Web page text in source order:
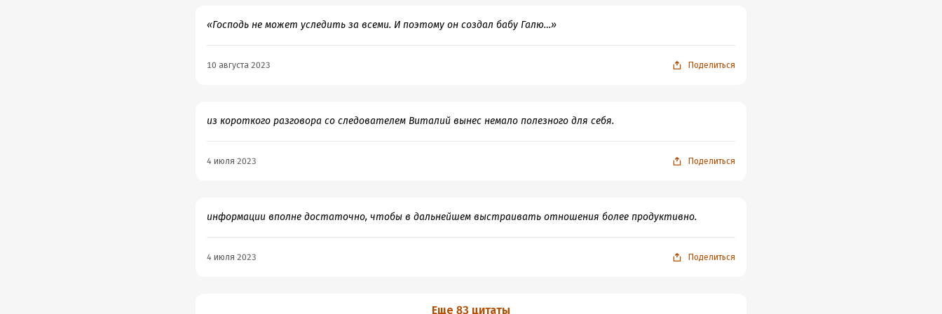
«Господь не может уследить за всеми. И поэтому он создал бабу Галю…»
10 августа 2023 Поделиться
из короткого разговора со следователем Виталий вынес немало полезного для себя.
4 июля 2023 Поделиться
информации вполне достаточно, чтобы в дальнейшем выстраивать отношения более продуктивно.
4 июля 2023 Поделиться
Еще 83 цитаты